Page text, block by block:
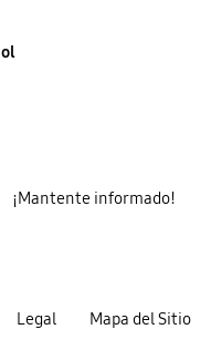
Legal Mapa del Sitio
¡Mantente informado!